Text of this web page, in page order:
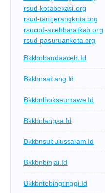
rsud-kotabekasi.org
rsud-tangerangkota.org
rsucnd-acehbaratkab.org
rsud-pasuruankota.org
Bkkbnbandaaceh.id
Bkkbnsabang.id
Bkkbnlhokseumawe.id
Bkkbnlangsa.id
Bkkbnsubulussalam.id
Bkkbnbinjai.id
Bkkbntebingtinggi.id